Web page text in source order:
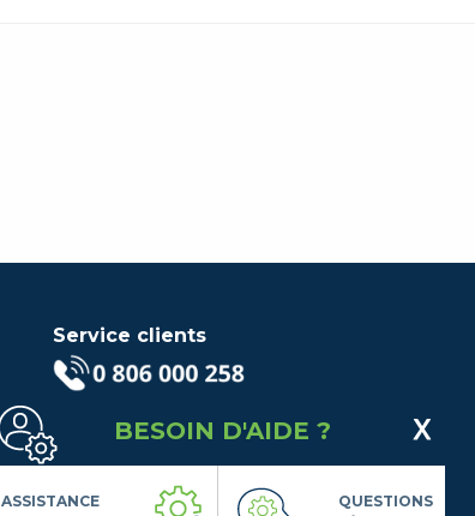
Service clients
appel local)
Lundi au Vendredi de 9h à 18h
Contactez-Nous
Suivez-nous
BESOIN D'AIDE ?
ASSISTANCE
QUESTIONS